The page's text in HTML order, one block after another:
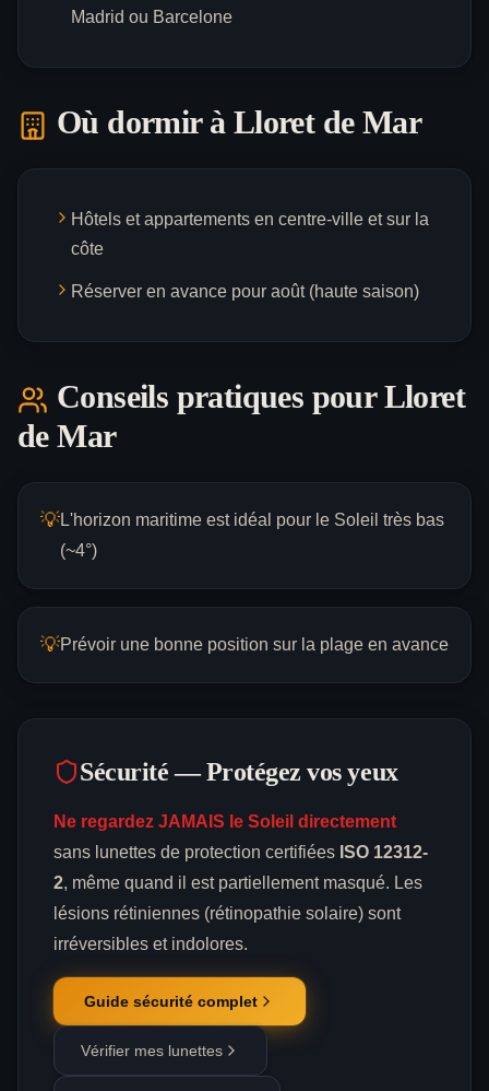
Madrid ou Barcelone
Où dormir à Lloret de Mar
Hôtels et appartements en centre-ville et sur la
côte
Réserver en avance pour août (haute saison)
Conseils pratiques pourLloret
de Mar
💡L'horizon maritime est idéal pour le Soleil très bas
(~4°)
💡Prévoir une bonne position sur la plage en avance
Sécurité — Protégez vos yeux
Ne regardez JAMAIS le Soleil directement
sans lunettes de protection certifiées ISO 12312-
2, même quand il est partiellement masqué. Les
lésions rétiniennes (rétinopathie solaire) sont
irréversibles et indolores.
Guide sécurité complet
Vérifier mes lunettes